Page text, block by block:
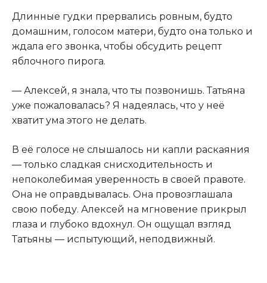
Длинные гудки прервались ровным, будто
домашним, голосом матери, будто она только и
ждала его звонка, чтобы обсудить рецепт
яблочного пирога.
— Алексей, я знала, что ты позвонишь. Татьяна
уже пожаловалась? Я надеялась, что у неё
хватит ума этого не делать.
В её голосе не слышалось ни капли раскаяния
— только сладкая снисходительность и
непоколебимая уверенность в своей правоте.
Она не оправдывалась. Она провозглашала
свою победу. Алексей на мгновение прикрыл
глаза и глубоко вдохнул. Он ощущал взгляд
Татьяны — испытующий, неподвижный.